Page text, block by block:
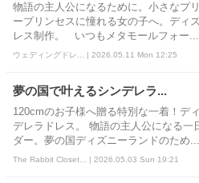
物語の主人公になるために。小さなプ
ープリンセスに憧れる女の子へ。ディ
レス制作。 いつもメタモールフォー...
ウェディングドレ... | 2026.05.11 Mon 12:25
夢の国で叶えるシンデレラ...
120cmのお子様へ贈る特別な一着！デ
デレラドレス。 物語の主人公になる一
ダー。夢の国ディズニーランドのため...
The Rabbit Closet... | 2026.05.03 Sun 19:21